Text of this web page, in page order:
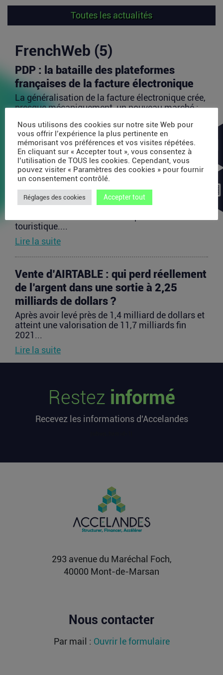
Toutes les actualités
FrenchWeb (5)
PDP : la bataille des plateformes
françaises de la facture électronique
La généralisation de la facture électronique crée,
presque mécaniquement, un nouveau marché :
Lire la suite
TravelTech : comment HandleVisa
digitalise l’accompagnement des
voyageurs
Les formalités de voyage demeurent l’une des
touristique....
Lire la suite
Vente d’AIRTABLE : qui perd réellement
de l’argent dans une sortie à 2,25
milliards de dollars ?
Après avoir levé près de 1,4 milliard de dollars et
atteint une valorisation de 11,7 milliards fin
2021...
Lire la suite
profil et comment candidater ?
2026 les futurs participants français du Projet
affluent vers les futurs moteurs de l’IA
Alors que l’entraînement des grands modèles a
longtemps concentré les investissements, les
Restez informé
Recevez les informations d'Accelandes
293 avenue du Maréchal Foch,
40000 Mont-de-Marsan
Nous contacter
Par mail : Ouvrir le formulaire
Nous utilisons des cookies sur notre site Web pour
vous offrir l’expérience la plus pertinente en
mémorisant vos préférences et vos visites répétées.
En cliquant sur « Accepter tout », vous consentez à
l’utilisation de TOUS les cookies. Cependant, vous
pouvez visiter « Paramètres des cookies » pour fournir
un consentement contrôlé.
Réglages des cookies Accepter tout